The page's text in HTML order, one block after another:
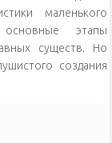
маленького
этапы
существ. Но
создания